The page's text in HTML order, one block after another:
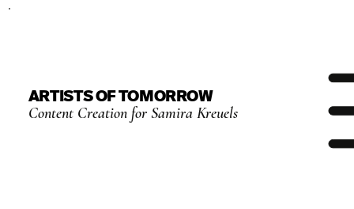
ARTISTS OF TOMORROW
Content Creation for Samira Kreuels